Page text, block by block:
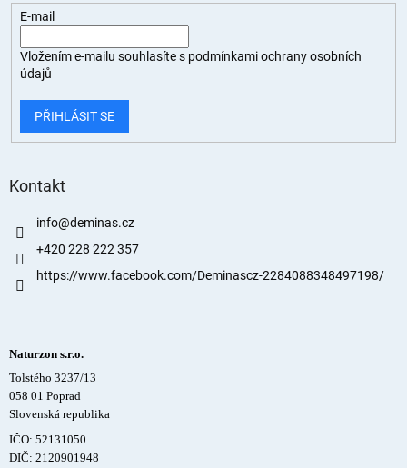
E-mail
Vložením e-mailu souhlasíte s podmínkami ochrany osobních
údajů
PŘIHLÁSIT SE
Kontakt
info@deminas.cz
+420 228 222 357
https://www.facebook.com/Deminascz-2284088348497198/
Naturzon s.r.o.
Tolstého 3237/13
058 01 Poprad
Slovenská republika
IČO: 52131050
DIČ: 2120901948